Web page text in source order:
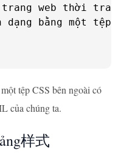
trang web thời
dạng bằng một tệp
tệp CSS bên ngoài có
của chúng ta.
样式